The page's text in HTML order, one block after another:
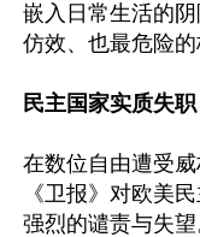
嵌入日常生活的
仿效、也最危险的
民主国家实质失
在数位自由遭受
《卫报》对欧美
强烈的谴责与失望